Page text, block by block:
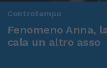
Controtempo
Fenomeno Anna,
cala un altro asso